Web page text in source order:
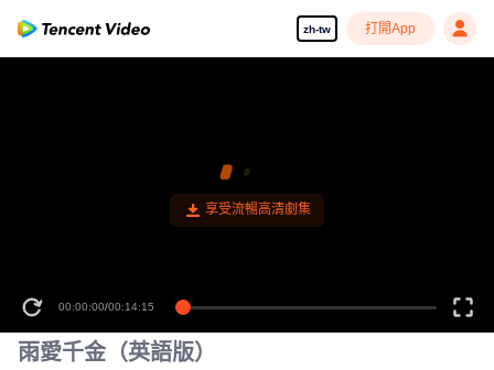
zh-tw 打開App
00:00:00/00:14:15
雨愛千金（英語版）